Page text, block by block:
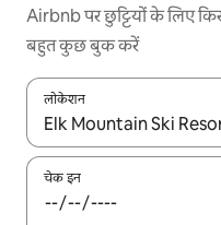
Airbnb पर छुट्टियों के लिए
बहुत कुछ बुक करें
लोकेशन
नतीजों के उपलब्ध होने पर, अप
चेक इन